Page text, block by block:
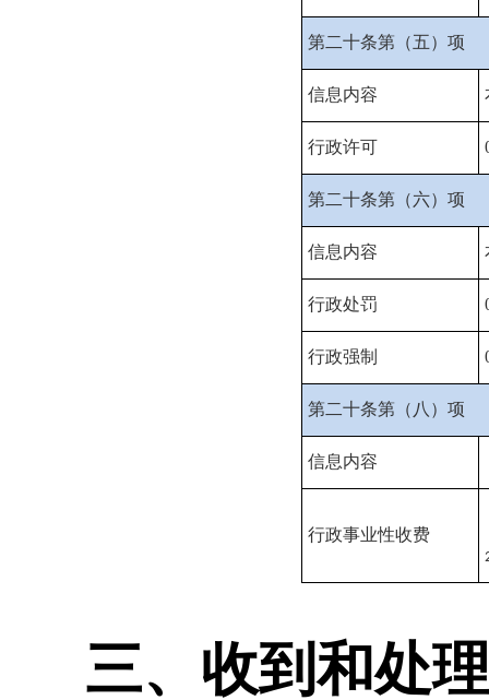
第二十条第（五）项
信息内容
行政许可
第二十条第（六）项
信息内容
行政处罚
行政强制
第二十条第（八）项
信息内容
行政事业性收费
三、收到和处